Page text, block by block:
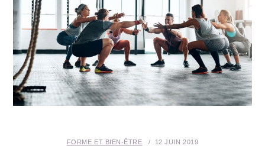
MÉDECINE
MÉDECINE DOUCE
BIEN-ÊTRE
FORME ET BIEN-ÊTRE 12 JUIN 2019